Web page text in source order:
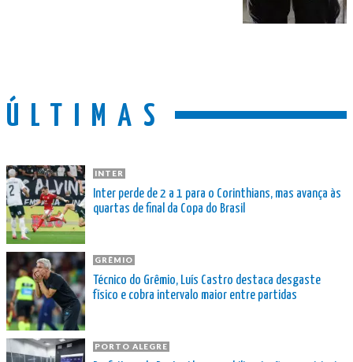
ÚLTIMAS
INTER
Inter perde de 2 a 1 para o Corinthians, mas avança às
quartas de final da Copa do Brasil
GRÊMIO
Técnico do Grêmio, Luís Castro destaca desgaste
físico e cobra intervalo maior entre partidas
PORTO ALEGRE